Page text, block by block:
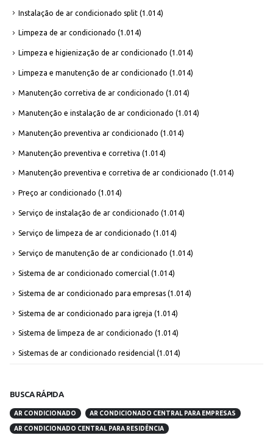
Instalação de ar condicionado split (1.014)
Limpeza de ar condicionado (1.014)
Limpeza e higienização de ar condicionado (1.014)
Limpeza e manutenção de ar condicionado (1.014)
Manutenção corretiva de ar condicionado (1.014)
Manutenção e instalação de ar condicionado (1.014)
Manutenção preventiva ar condicionado (1.014)
Manutenção preventiva e corretiva (1.014)
Manutenção preventiva e corretiva de ar condicionado (1.014)
Preço ar condicionado (1.014)
Serviço de instalação de ar condicionado (1.014)
Serviço de limpeza de ar condicionado (1.014)
Serviço de manutenção de ar condicionado (1.014)
Sistema de ar condicionado comercial (1.014)
Sistema de ar condicionado para empresas (1.014)
Sistema de ar condicionado para igreja (1.014)
Sistema de limpeza de ar condicionado (1.014)
Sistemas de ar condicionado residencial (1.014)
BUSCA RÁPIDA
AR CONDICIONADO AR CONDICIONADO CENTRAL PARA EMPRESAS
AR CONDICIONADO CENTRAL PARA RESIDÊNCIA